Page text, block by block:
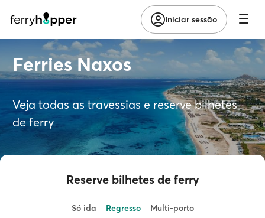
Iniciar sessão
Ferries Naxos
Veja todas as travessias e reserve bilhetes
de ferry
Reserve bilhetes de ferry
Só ida Regresso Multi-porto